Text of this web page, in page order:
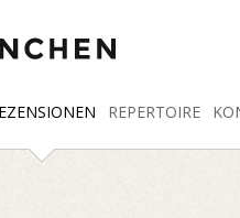
REPERTOIRE